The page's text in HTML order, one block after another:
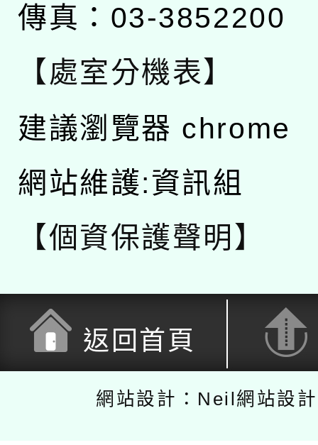
傳真：03-3852200
【處室分機表】
建議瀏覽器 chrome
網站維護:資訊組
【個資保護聲明】
返回首頁
網站設計：Neil網站設